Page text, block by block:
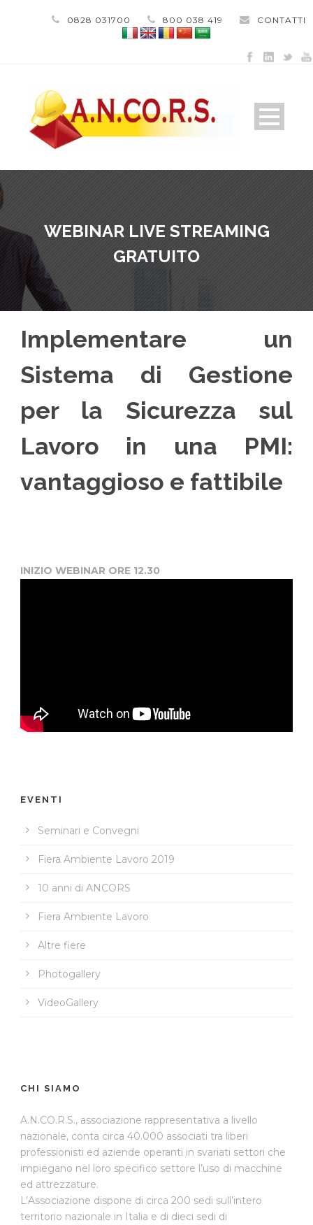
0828 031700 800 038 419 CONTATTI
WEBINAR LIVE STREAMING
GRATUITO
Implementare un
Sistema di Gestione
per la Sicurezza sul
Lavoro in una PMI:
vantaggioso e fattibile
INIZIO WEBINAR ORE 12.30
EVENTI
Seminari e Convegni
Fiera Ambiente Lavoro 2019
10 anni di ANCORS
Fiera Ambiente Lavoro
Altre fiere
Photogallery
VideoGallery
CHI SIAMO
A.N.CO.R.S., associazione rappresentativa a livello
nazionale, conta circa 40.000 associati tra liberi
professionisti ed aziende operanti in svariati settori che
impiegano nel loro specifico settore l’uso di macchine
ed attrezzature.
L’Associazione dispone di circa 200 sedi sull’intero
territorio nazionale in Italia e di dieci sedi di